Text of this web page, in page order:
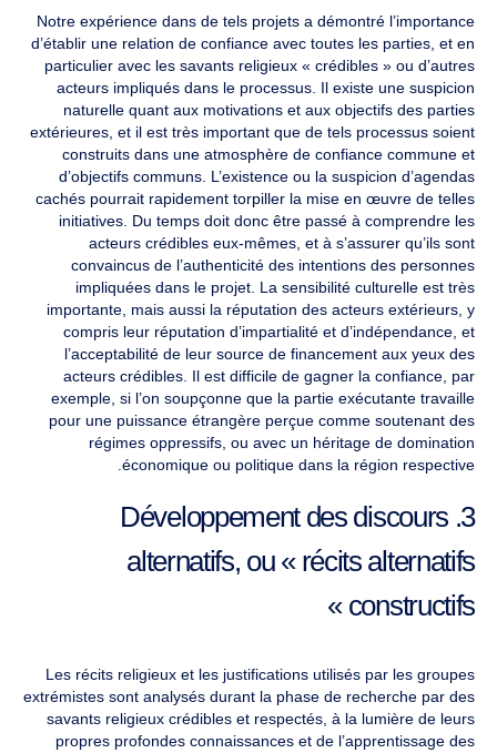
Notre expérience dans de tels projets a démontré l’importance
d’établir une relation de confiance avec toutes les parties, et en
particulier avec les savants religieux « crédibles » ou d’autres
acteurs impliqués dans le processus. Il existe une suspicion
naturelle quant aux motivations et aux objectifs des parties
extérieures, et il est très important que de tels processus soient
construits dans une atmosphère de confiance commune et
d’objectifs communs. L’existence ou la suspicion d’agendas
cachés pourrait rapidement torpiller la mise en œuvre de telles
initiatives. Du temps doit donc être passé à comprendre les
acteurs crédibles eux-mêmes, et à s’assurer qu’ils sont
convaincus de l’authenticité des intentions des personnes
impliquées dans le projet. La sensibilité culturelle est très
importante, mais aussi la réputation des acteurs extérieurs, y
compris leur réputation d’impartialité et d’indépendance, et
l’acceptabilité de leur source de financement aux yeux des
acteurs crédibles. Il est difficile de gagner la confiance, par
exemple, si l’on soupçonne que la partie exécutante travaille
pour une puissance étrangère perçue comme soutenant des
régimes oppressifs, ou avec un héritage de domination
économique ou politique dans la région respective.
3. Développement des discours
alternatifs, ou « récits alternatifs
constructifs »
Les récits religieux et les justifications utilisés par les groupes
extrémistes sont analysés durant la phase de recherche par des
savants religieux crédibles et respectés, à la lumière de leurs
propres profondes connaissances et de l’apprentissage des